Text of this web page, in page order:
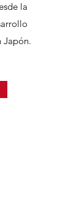
la
Japón.